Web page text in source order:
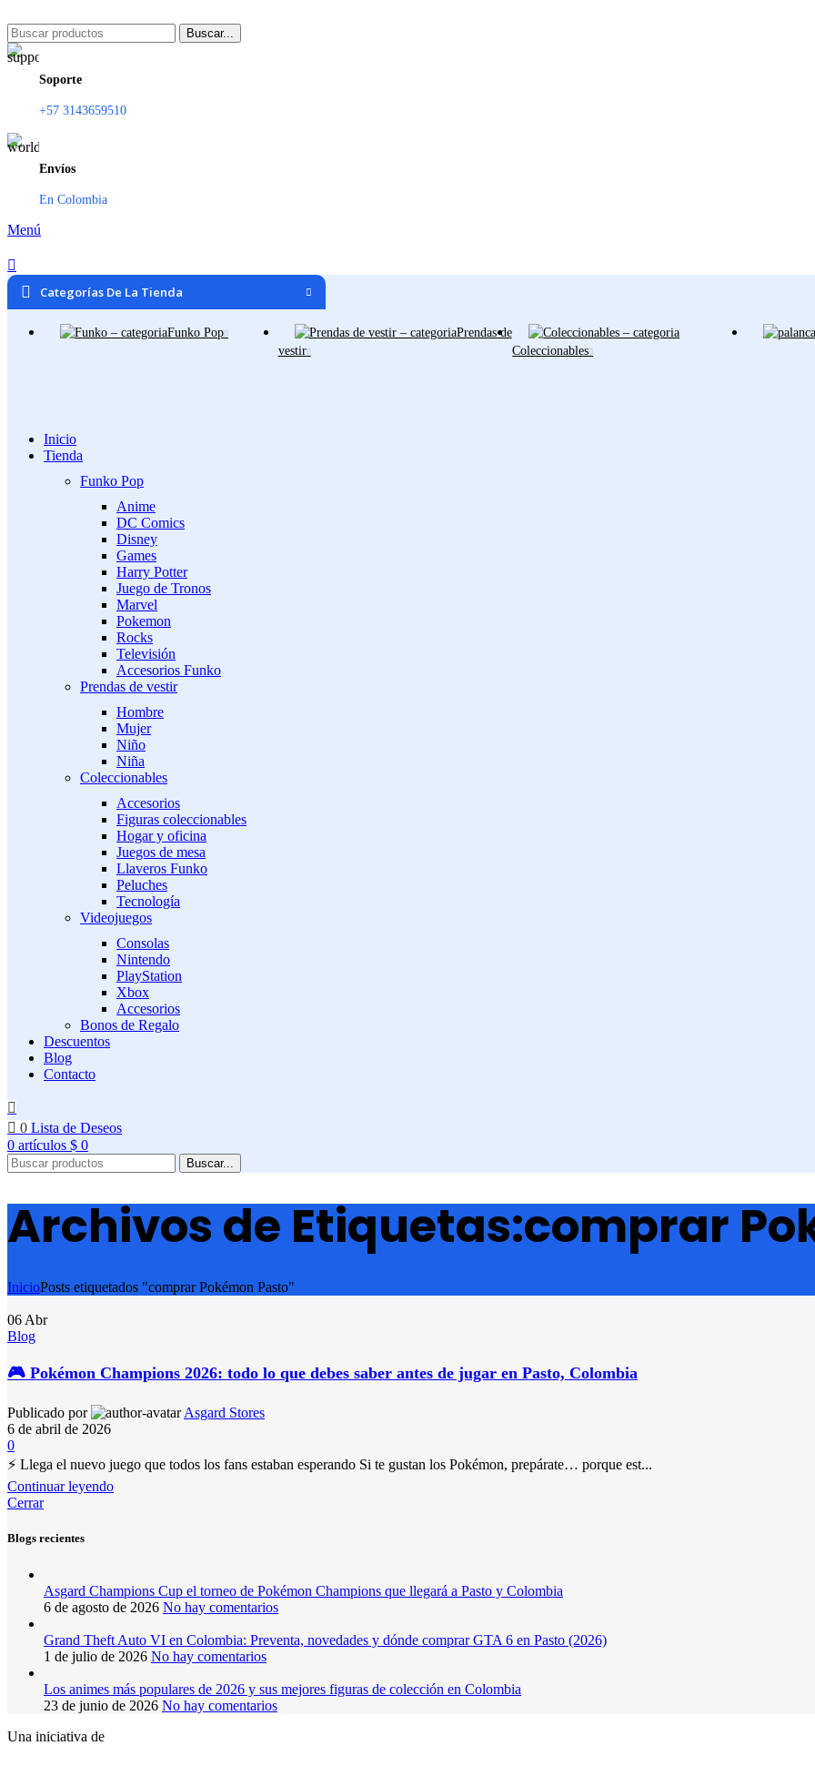
Buscar...
Soporte
+57 3143659510
Envíos
En Colombia
Menú
Categorías De La Tienda
Funko Pop
Prendas de
vestir
Coleccionables
Inicio
Tienda
Funko Pop
Anime
DC Comics
Disney
Games
Harry Potter
Juego de Tronos
Marvel
Pokemon
Rocks
Televisión
Accesorios Funko
Prendas de vestir
Hombre
Mujer
Niño
Niña
Coleccionables
Accesorios
Figuras coleccionables
Hogar y oficina
Juegos de mesa
Llaveros Funko
Peluches
Tecnología
Videojuegos
Consolas
Nintendo
PlayStation
Xbox
Accesorios
Bonos de Regalo
Descuentos
Blog
Contacto
0 Lista de Deseos
0 artículos $ 0
Buscar...
Archivos de Etiquetas:comprar
InicioPosts etiquetados "comprar Pokémon Pasto"
06 Abr
Blog
🎮 Pokémon Champions 2026: todo lo que debes saber antes de jugar en Pasto, Colombia
Publicado por
Asgard Stores
6 de abril de 2026
0
⚡ Llega el nuevo juego que todos los fans estaban esperando Si te gustan los Pokémon, prepárate… porque est...
Continuar leyendo
Cerrar
Blogs recientes
Asgard Champions Cup el torneo de Pokémon Champions que llegará a Pasto y Colombia
6 de agosto de 2026 No hay comentarios
Grand Theft Auto VI en Colombia: Preventa, novedades y dónde comprar GTA 6 en Pasto (2026)
1 de julio de 2026 No hay comentarios
Los animes más populares de 2026 y sus mejores figuras de colección en Colombia
23 de junio de 2026 No hay comentarios
Una iniciativa de